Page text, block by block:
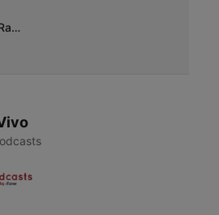
myTuner Radio